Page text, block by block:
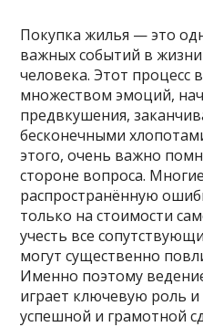
Покупка жилья — это
важных событий в
человека. Этот процесс
множеством эмоций,
предвкушения,
бесконечными
этого, очень важно
стороне вопроса.
распространённую
только на стоимости
учесть все
могут существенно
Именно поэтому
играет ключевую роль
успешной и грамотной